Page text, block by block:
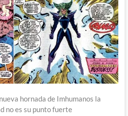
hornada de Imhumanos la
no es su punto fuerte